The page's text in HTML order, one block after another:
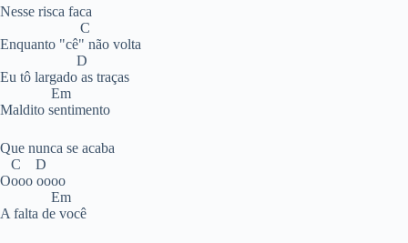
Nesse risca faca
C
Enquanto "cê" não volta
D
Eu tô largado as traças
Em
Maldito sentimento
Que nunca se acaba
C D
Oooo oooo
Em
A falta de você